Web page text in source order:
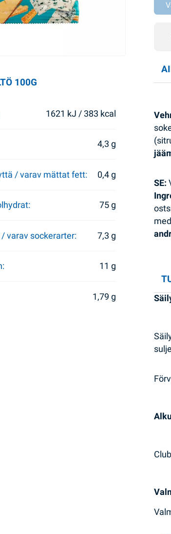
100G
1621 kJ / 383 kcal
4,3 g
/ varav mättat fett: 0,4 g
75 g
varav sockerarter: 7,3 g
11 g
1,79 g
SE: